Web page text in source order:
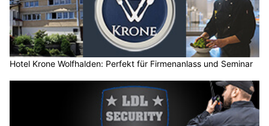
Hotel Krone Wolfhalden: Perfekt für Firmenanlass und Seminar